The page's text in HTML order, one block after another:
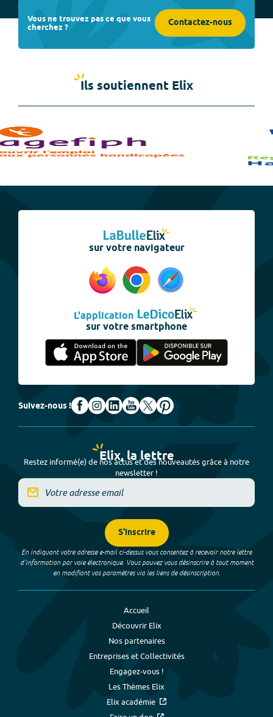
Vous ne trouvez pas ce que vous
cherchez ? Contactez-nous
Ils soutiennent Elix
sur votre navigateur
L'application
sur votre smartphone
Suivez-nous !
Elix, la lettre
Restez informé(e) de nos actus et des nouveautés grâce à notre
newsletter !
S'inscrire
En indiquant votre adresse e-mail ci-dessus vous consentez à recevoir notre lettre
d’information par voie électronique. Vous pouvez vous désinscrire à tout moment
en modifiant vos paramètres via les liens de désinscription.
Accueil
Découvrir Elix
Nos partenaires
Entreprises et Collectivités
Engagez-vous !
Les Thèmes Elix
Elix académie